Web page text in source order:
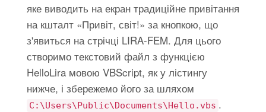
яке виводить на екран традиційне привітання
на кшталт «Привіт, світ!» за кнопкою, що
з'явиться на стрічці LIRA-FEM. Для цього
створимо текстовий файл з функцією
HelloLira мовою VBScript, як у лістингу
нижче, і збережемо його за шляхом
C:\Users\Public\Documents\Hello.vbs .